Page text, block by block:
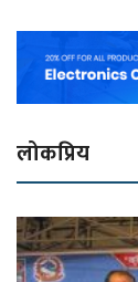
लोकप्रिय